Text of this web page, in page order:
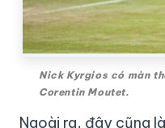
Nick Kyrgios có màn
Corentin Moutet.
Ngoài ra, đây cũng